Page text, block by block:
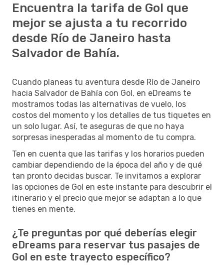
Encuentra la tarifa de Gol que
mejor se ajusta a tu recorrido
desde Río de Janeiro hasta
Salvador de Bahía.
Cuando planeas tu aventura desde Río de Janeiro
hacia Salvador de Bahía con Gol, en eDreams te
mostramos todas las alternativas de vuelo, los
costos del momento y los detalles de tus tiquetes en
un solo lugar. Así, te aseguras de que no haya
sorpresas inesperadas al momento de tu compra.
Ten en cuenta que las tarifas y los horarios pueden
cambiar dependiendo de la época del año y de qué
tan pronto decidas buscar. Te invitamos a explorar
las opciones de Gol en este instante para descubrir el
itinerario y el precio que mejor se adaptan a lo que
tienes en mente.
¿Te preguntas por qué deberías elegir
eDreams para reservar tus pasajes de
Gol en este trayecto específico?